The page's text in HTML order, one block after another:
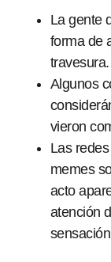
La gente
forma de
travesura.
Algunos
vieron
Las
memes
acto
atención